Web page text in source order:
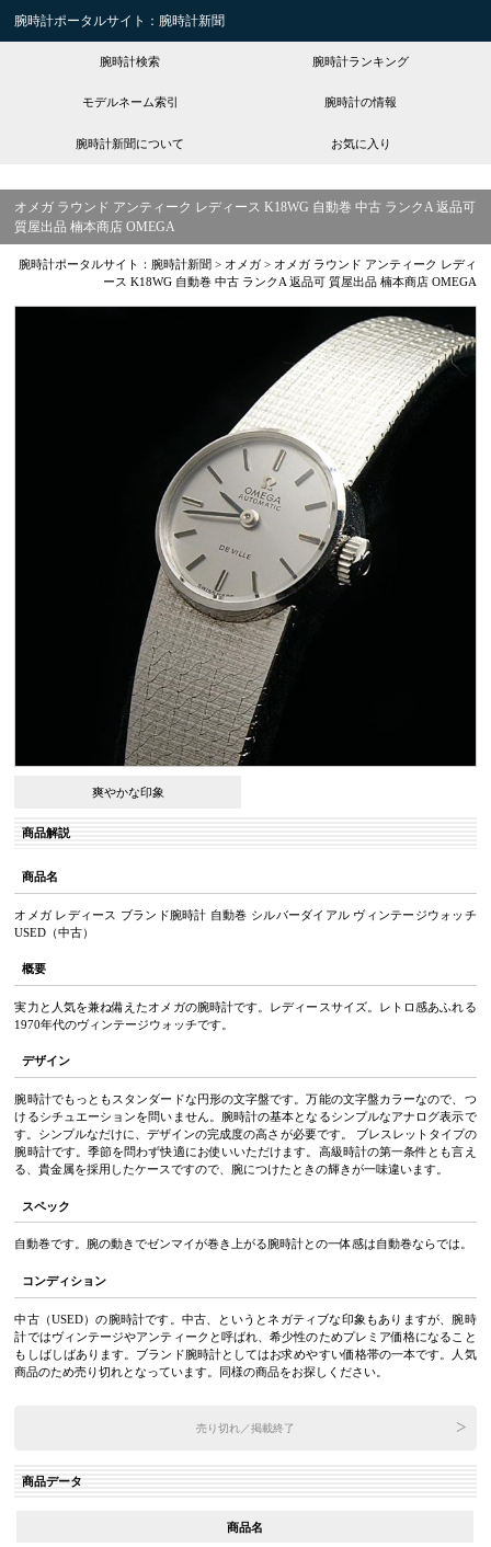
腕時計ポータルサイト：腕時計新聞
腕時計検索 腕時計ランキング
モデルネーム索引 腕時計の情報
腕時計新聞について お気に入り
オメガ ラウンド アンティーク レディース K18WG 自動巻 中古 ランクA 返品可
質屋出品 楠本商店 OMEGA
腕時計ポータルサイト：腕時計新聞 > オメガ> オメガ ラウンド アンティーク レディ
ース K18WG 自動巻 中古 ランクA 返品可 質屋出品 楠本商店 OMEGA
爽やかな印象
商品解説
商品名
オメガ レディース ブランド腕時計 自動巻 シルバーダイアル ヴィンテージウォッチ
USED（中古）
概要
実力と人気を兼ね備えたオメガの腕時計です。レディースサイズ。レトロ感あふれる
1970年代のヴィンテージウォッチです。
デザイン
腕時計でもっともスタンダードな円形の文字盤です。万能の文字盤カラーなので、つ
けるシチュエーションを問いません。腕時計の基本となるシンプルなアナログ表示で
す。シンプルなだけに、デザインの完成度の高さが必要です。 ブレスレットタイプの
腕時計です。季節を問わず快適にお使いいただけます。高級時計の第一条件とも言え
る、貴金属を採用したケースですので、腕につけたときの輝きが一味違います。
スペック
自動巻です。腕の動きでゼンマイが巻き上がる腕時計との一体感は自動巻ならでは。
コンディション
中古（USED）の腕時計です。中古、というとネガティブな印象もありますが、腕時
計ではヴィンテージやアンティークと呼ばれ、希少性のためプレミア価格になること
もしばしばあります。ブランド腕時計としてはお求めやすい価格帯の一本です。人気
商品のため売り切れとなっています。同様の商品をお探しください。
売り切れ／掲載終了
商品データ
商品名